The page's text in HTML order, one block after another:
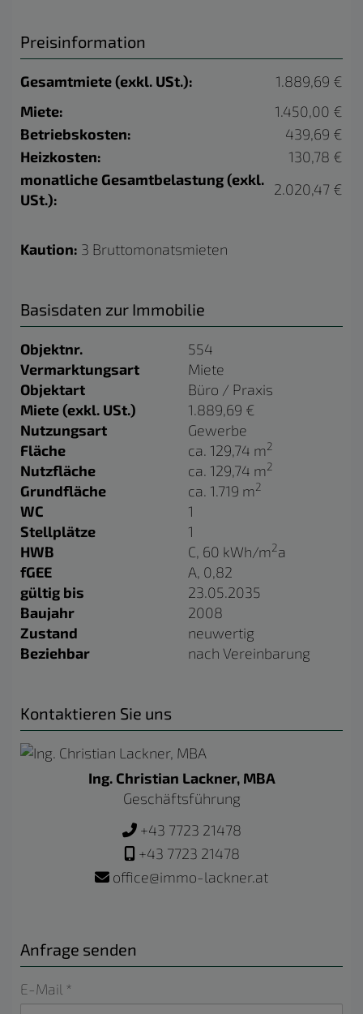
Preisinformation
Gesamtmiete (exkl. USt.):
1.889,69 €
Miete:
1.450,00 €
Betriebskosten:
439,69 €
Heizkosten:
130,78 €
monatliche Gesamtbelastung (exkl.
USt.):
2.020,47 €
Kaution: 3 Bruttomonatsmieten
Basisdaten zur Immobilie
Objektnr.
554
Vermarktungsart
Miete
Objektart
Büro / Praxis
Miete (exkl. USt.)
1.889,69 €
Nutzungsart
Gewerbe
Fläche
ca. 129,74 m2
Nutzfläche ca. 129,74 m2
Grundfläche ca. 1.719 m2
WC
1
Stellplätze
1
HWB
C, 60 kWh/m2a
fGEE
A, 0,82
gültig bis
23.05.2035
Baujahr
2008
Zustand
neuwertig
Beziehbar
nach Vereinbarung
Kontaktieren Sie uns
Ing. Christian Lackner, MBA
Geschäftsführung
+43 7723 21478
+43 7723 21478
office@immo-lackner.at
Anfrage senden
E-Mail